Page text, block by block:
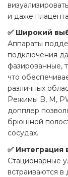
и даже
✅ Широкий
Аппараты
подключения
фазированные,
что
различных
Режимы B, M,
допплер
брюшной
сосудах.
✅
Стационарные
встраиваются